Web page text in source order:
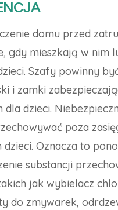
domu przed
gdy mieszkają w nim
Szafy powinny
i zamki
dla dzieci.
poza
dzieci. Oznacza to
substancji
jak wybielacz
do zmywarek,